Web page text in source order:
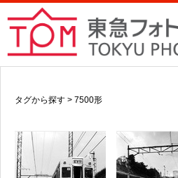
タグから探す > 7500形